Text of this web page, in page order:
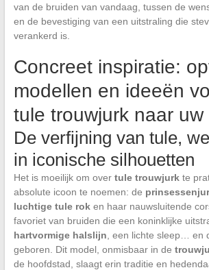
van de bruiden van vandaag, tussen de
en de bevestiging van een uitstraling die
verankerd is.
Concreet inspiratie:
modellen en ideeën
tule trouwjurk naar uw
De verfijning van tule,
in iconische silhouetten
Het is moeilijk om over tule trouwjurkte
absolute icoon te noemen: de
luchtige tule roken haar nauwsluitende
favoriet van bruiden die een koninklijke
hartvormige halslijn , een lichte sleep… en
geboren. Dit model, onmisbaar in de
de hoofdstad, slaagt erin traditie en